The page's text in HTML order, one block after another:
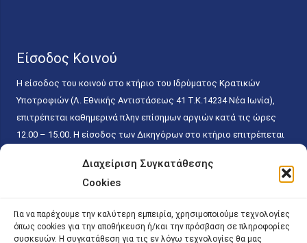
Διαχείριση Συγκατάθεσης
Cookies
Για να παρέχουμε την καλύτερη εμπειρία, χρησιμοποιούμε τεχνολογίες
όπως cookies για την αποθήκευση ή/και την πρόσβαση σε πληροφορίες
συσκευών. Η συγκατάθεση για τις εν λόγω τεχνολογίες θα μας
Είσοδος Κοινού
Η είσοδος του κοινού στο κτήριο του Ιδρύματος Κρατικών
Υποτροφιών (Λ. Εθνικής Αντιστάσεως 41 T.K.14234 Νέα Ιωνία),
επιτρέπεται καθημερινά πλην επίσημων αργιών κατά τις ώρες
12.00 – 15.00. Η είσοδος των Δικηγόρων στο κτήριο επιτρέπεται
κάθε εργάσιμη ημέρα και ώρα χωρίς κανέναν χρονικό ή άλλο
περιορισμό. Η είσοδος του κοινού ειδικά στο γραφείο του
15.00. Η εξυπηρέτηση του κοινού πραγματοποιείται βάσει των
παγίων ισχυουσών διατάξεων. Για την αποφυγή συνωστισμού